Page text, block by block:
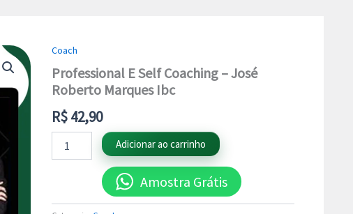
Coach
Professional E Self Coaching – José
Roberto Marques Ibc
R$42,90
Professional
E
Self
Coaching
José
Roberto
Marques
Ibc
Adicionar ao carrinho
Amostra Grátis